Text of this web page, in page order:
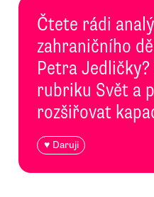
Čtete rádi
zahraničního
Petra
rubriku Svět a
rozšiřovat
♥ Daruji